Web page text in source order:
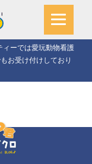
ィーでは愛玩動物看護
お受け付けしており